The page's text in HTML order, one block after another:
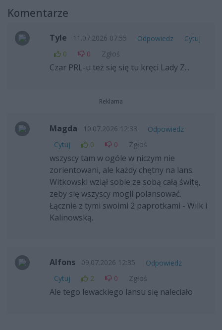
Komentarze
Tyle 11.07.2026 07:55 Odpowiedz
Cytuj
0
0 Zgłoś
Czar PRL-u też się się tu kręci Lady Z...
Reklama
Magda 10.07.2026 12:33
Odpowiedz
Cytuj
0 0 Zgłoś
wszyscy tam w ogóle w niczym nie
zorientowani, ale każdy chętny na lans.
Witkowski wziął sobie ze sobą całą świtę,
zeby się wszyscy mogli polansować.
Łącznie z tymi swoimi 2 paprotkami - Wilk i
Kalinowską.
Alfons 09.07.2026 12:35
Odpowiedz
Cytuj
2 0 Zgłoś
Ale tego lewackiego lansu się naleciało